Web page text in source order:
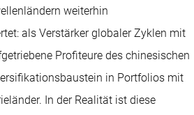
weiterhin
als Verstärker globaler Zyklen mit
Profiteure des chinesischen
in Portfolios mit
In der Realität ist diese